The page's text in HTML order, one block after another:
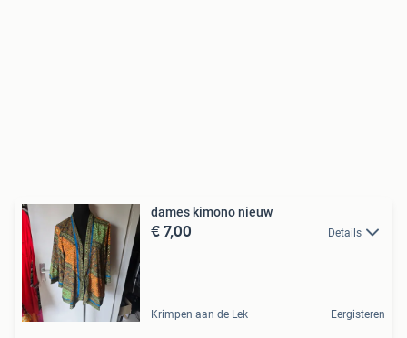
dames kimono nieuw
€ 7,00 Details
Krimpen aan de Lek Eergisteren